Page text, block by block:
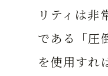
リティは非
である「圧
を使用すれ